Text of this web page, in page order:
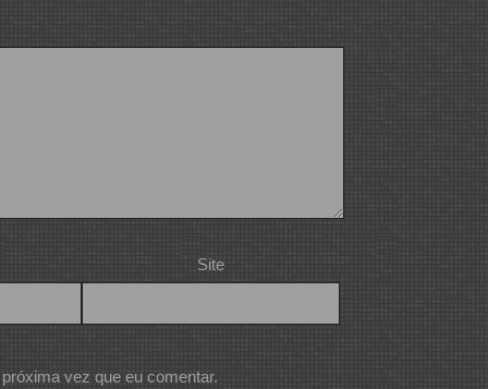
Site
vez que eu comentar.